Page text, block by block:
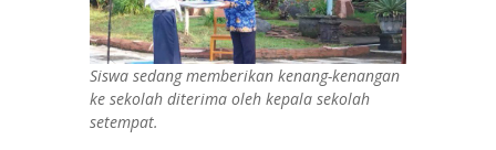
Siswa sedang memberikan kenang-kenangan
ke sekolah diterima oleh kepala sekolah
setempat.